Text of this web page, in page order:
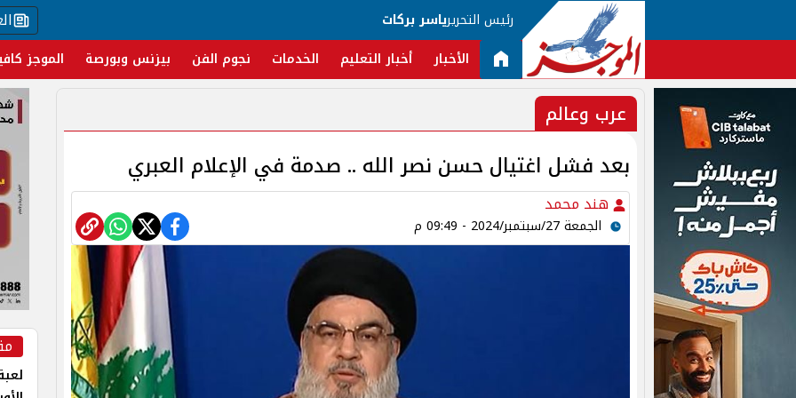
رئيس التحريرياسر بركات
الأخبار أخبار التعليم الخدمات نجوم الفن بيزنس وبورصة الموجز
عرب وعالم
بعد فشل اغتيال حسن نصر الله .. صدمة في الإعلام العبري
هند محمد
الجمعة 27/سبتمبر/2024 - 09:49 م